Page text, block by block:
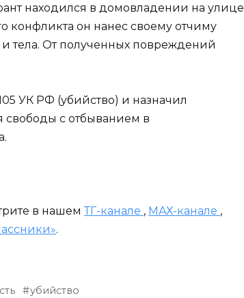
находился в домовладении на улице
конфликта он нанес своему отчиму
тела. От полученных повреждений
УК РФ (убийство) и назначил
свободы с отбыванием в
в нашем ТГ-канале , МАХ-канале ,
.
убийство